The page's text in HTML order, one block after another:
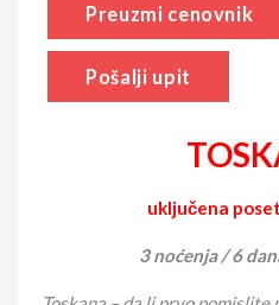
Preuzmi cenovnik
Pošalji upit
uključena
3 noćenja / 6